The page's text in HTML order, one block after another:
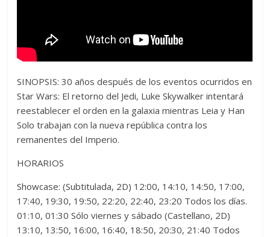
SINOPSIS: 30 años después de los eventos ocurridos en
Star Wars: El retorno del Jedi, Luke Skywalker intentará
reestablecer el orden en la galaxia mientras Leia y Han
Solo trabajan con la nueva república contra los
remanentes del Imperio.
HORARIOS
Showcase: (Subtitulada, 2D) 12:00, 14:10, 14:50, 17:00,
17:40, 19:30, 19:50, 22:20, 22:40, 23:20 Todos los días.
01:10, 01:30 Sólo viernes y sábado (Castellano, 2D)
13:10, 13:50, 16:00, 16:40, 18:50, 20:30, 21:40 Todos